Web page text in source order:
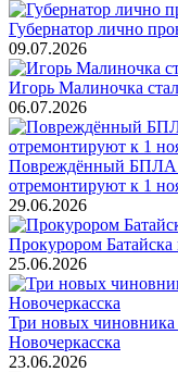
Губернатор лично
09.07.2026
Игорь Малиночка
06.07.2026
Повреждённый БПЛА
отремонтируют к 1
29.06.2026
Прокурором
25.06.2026
Три новых
Новочеркасска
23.06.2026